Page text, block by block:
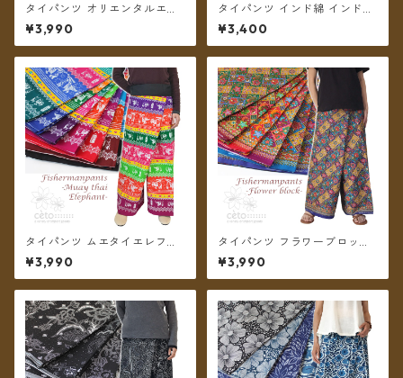
タイパンツ オリエンタルエレ
ファント 7カラー A リゾパン
ロング丈【メール便送料無
料】
¥3,990
タイパンツ インド綿 インド更
紗 no.7 花柄プリント 5カラー
ロング丈【メール便送料無
料】
¥3,400
タイパンツ ムエタイエレファ
ント カラフルボーダー 7カラ
ー リゾパン ロング丈【メール
便送料無料】
¥3,990
タイパンツ フラワーブロック
プリント 6カラー リゾパン ロ
ング丈【メール便送料無料】
¥3,990